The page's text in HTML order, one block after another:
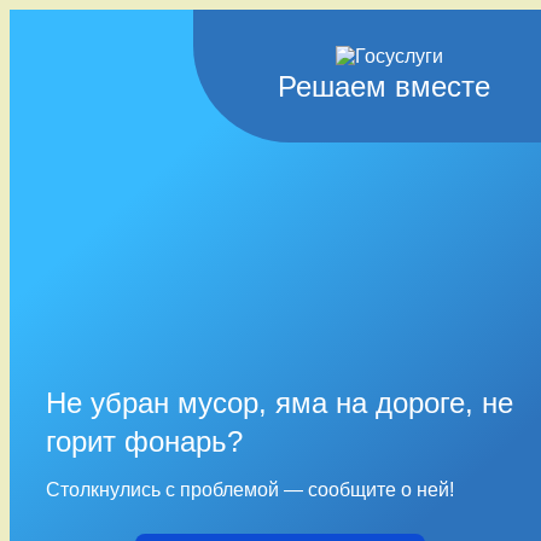
Решаем вместе
Не убран мусор, яма на дороге, не
горит фонарь?
Столкнулись с проблемой — сообщите о ней!